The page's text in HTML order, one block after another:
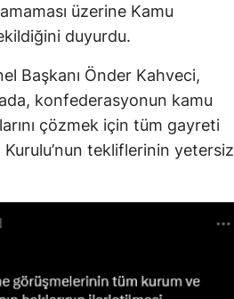
üzerine Kamu
duyurdu.
Başkanı Önder Kahveci,
konfederasyonun kamu
çözmek için tüm gayreti
tekliflerinin yetersiz